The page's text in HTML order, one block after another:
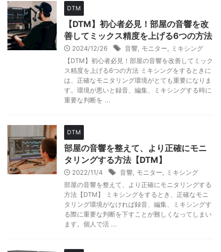
DTM
【DTM】初心者必見！部屋の音響を改
善してミックス精度を上げる6つの方法
2024/12/26 音響 モニター
ミキシング
【DTM】初心者必見！部屋の音響を改善してミック
ス精度を上げる6つの方法 ミキシングをするときに
は、正確なモニタリング環境がとても重要になりま
す。環境が悪いと録音、編集、ミキシングする時に
重要な判断を ...
DTM
部屋の音響を整えて、より正確にモニ
タリングする方法【DTM】
2022/11/4 音響 モニター
ミキシング
部屋の音響を整えて、より正確にモニタリングする
方法【DTM】 ミキシングをするとき、正確なモニ
タリング環境がなければ録音、編集、ミキシングす
る際に重要な判断を下すことが難しくなってしまい
ます。個人で活 ...